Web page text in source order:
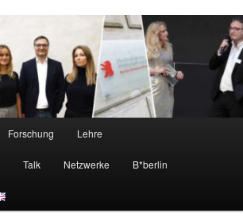
Forschung Lehre
Talk Netzwerke B*berlin